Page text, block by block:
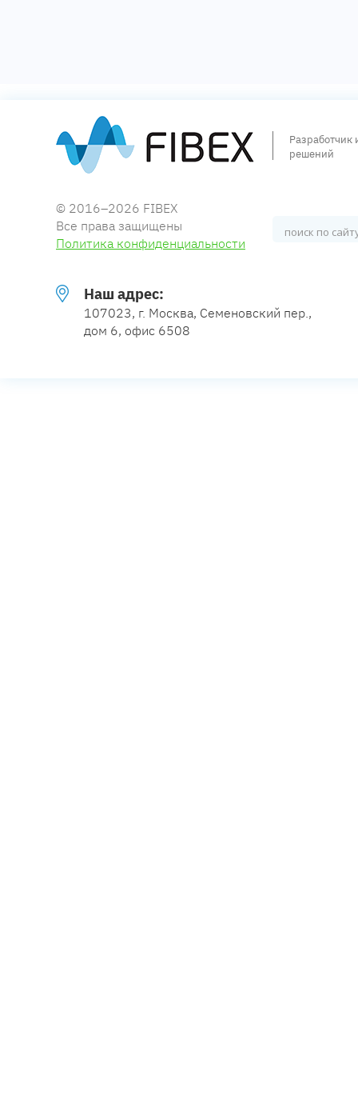
Разработчик
решений
© 2016–2026 FIBEX
Все права защищены
Политика конфиденциальности
Наш адрес:
107023, г. Москва, Семеновский пер.,
дом 6, офис 6508